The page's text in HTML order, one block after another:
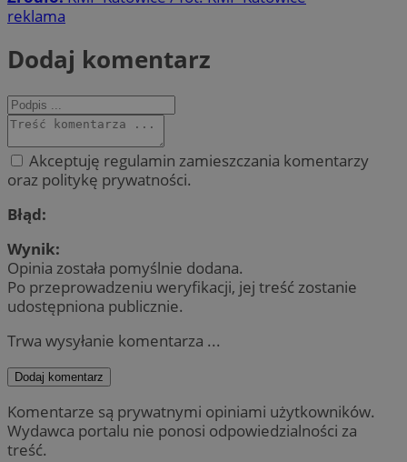
reklama
Dodaj komentarz
Akceptuję regulamin zamieszczania komentarzy
oraz politykę prywatności.
Błąd:
Wynik:
Opinia została pomyślnie dodana.
Po przeprowadzeniu weryfikacji, jej treść zostanie
udostępniona publicznie.
Trwa wysyłanie komentarza ...
Dodaj komentarz
Komentarze są prywatnymi opiniami użytkowników.
Wydawca portalu nie ponosi odpowiedzialności za
treść.